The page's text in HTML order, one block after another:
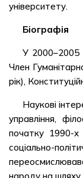
університету.
Біографія
У 2000–2005
Член
рік),
Наукові
управління,
початку 1990-х
соціально-